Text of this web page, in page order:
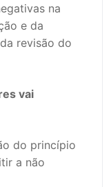
na
e da
revisão do
vai
do princípio
a não